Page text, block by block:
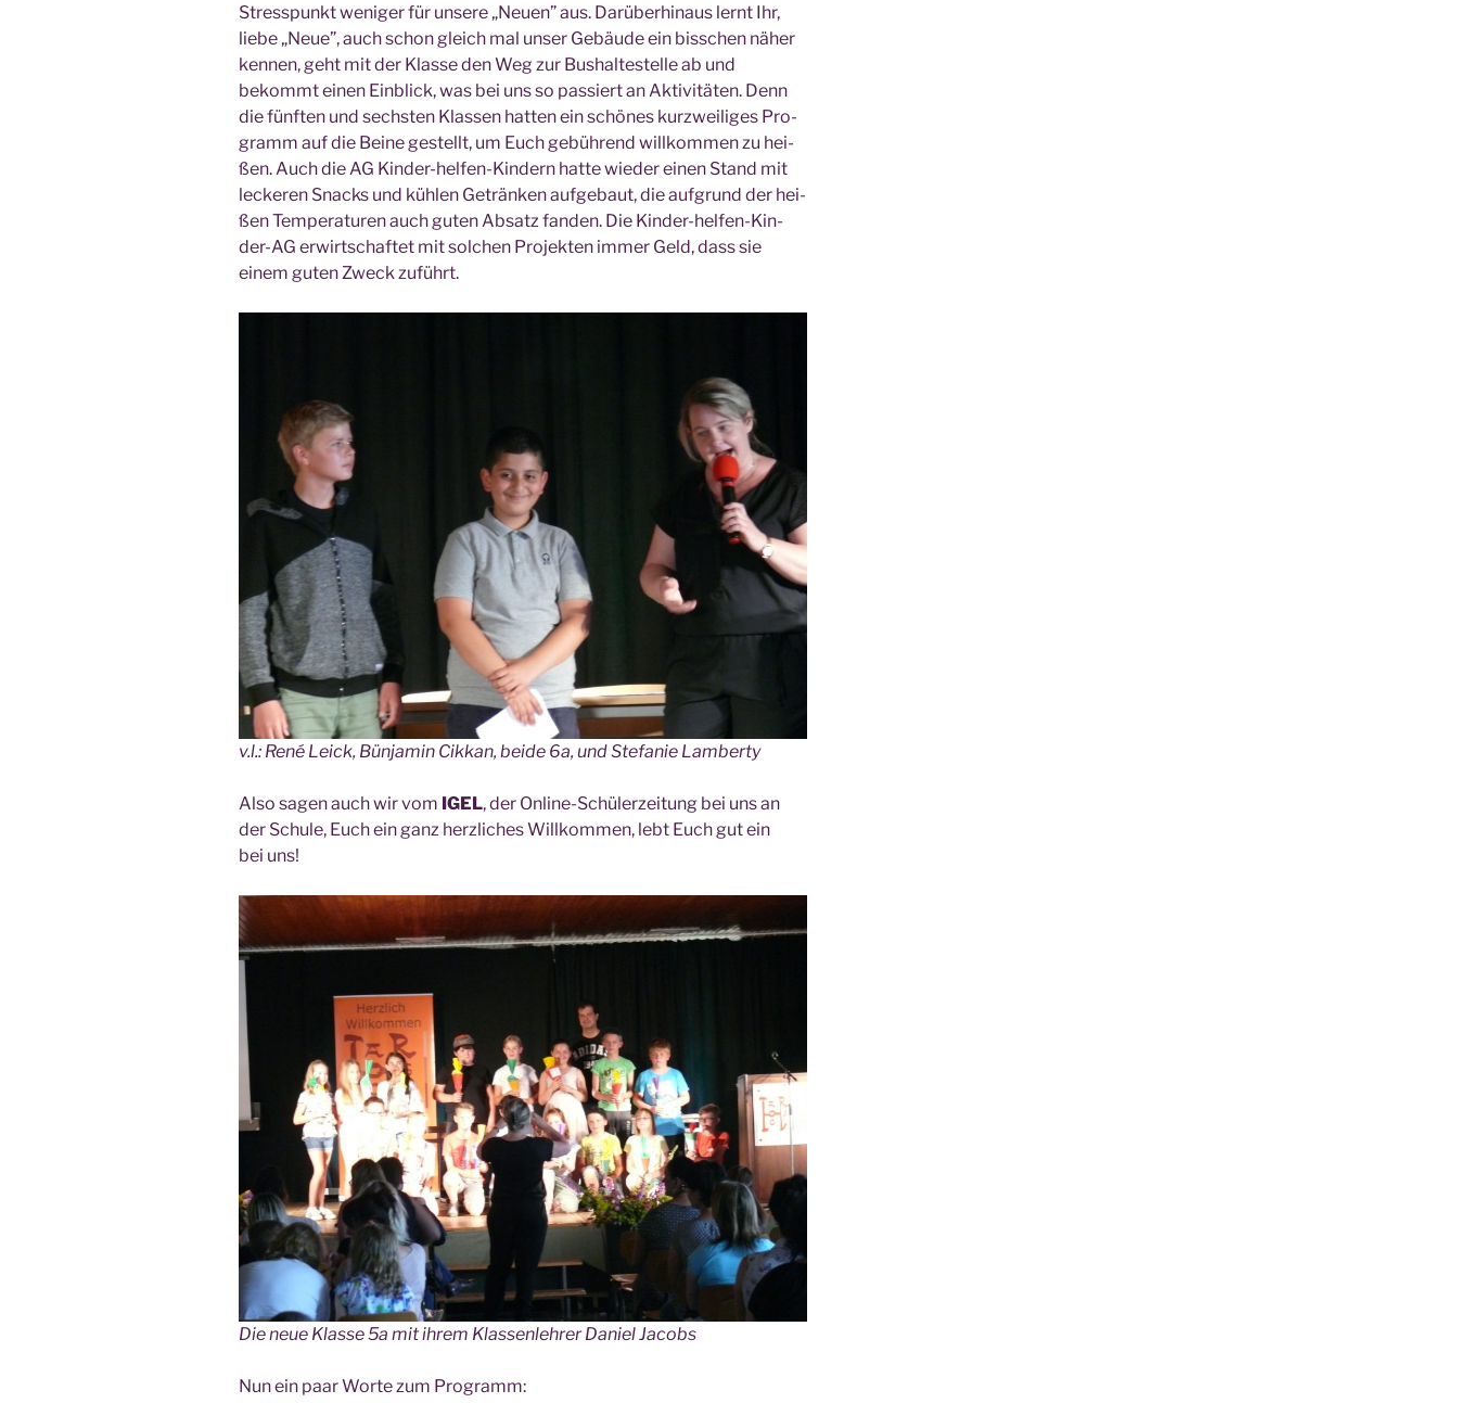
Stress­punkt weni­ger für unse­re „Neu­en” aus. Dar­über­hin­aus lernt Ihr,
lie­be „Neue”, auch schon gleich mal unser Gebäu­de ein biss­chen näher
ken­nen, geht mit der Klas­se den Weg zur Bus­hal­te­stel­le ab und
bekommt einen Ein­blick, was bei uns so pas­siert an Akti­vi­tä­ten. Denn
die fünf­ten und sechs­ten Klas­sen hat­ten ein schö­nes kurz­wei­li­ges Pro­
gramm auf die Bei­ne gestellt, um Euch gebüh­rend will­kom­men zu hei­
ßen. Auch die AG Kin­der-hel­fen-Kin­dern hat­te wie­der einen Stand mit
lecke­ren Snacks und küh­len Geträn­ken auf­ge­baut, die auf­grund der hei­
ßen Tem­pe­ra­tu­ren auch guten Absatz fan­den. Die Kin­der-hel­fen-Kin­
der-AG erwirt­schaf­tet mit sol­chen Pro­jek­ten immer Geld, dass sie
einem guten Zweck zuführt.
v.l.: René Leick, Bün­ja­min Cik­kan, bei­de 6a, und Ste­fa­nie Lamberty
Also sagen auch wir vom IGEL, der Online-Schü­ler­zei­tung bei uns an
der Schu­le, Euch ein ganz herz­li­ches Will­kom­men, lebt Euch gut ein
bei uns!
Die neue Klas­se 5a mit ihrem Klas­sen­leh­rer Dani­el Jacobs
Nun ein paar Wor­te zum Pro­gramm: